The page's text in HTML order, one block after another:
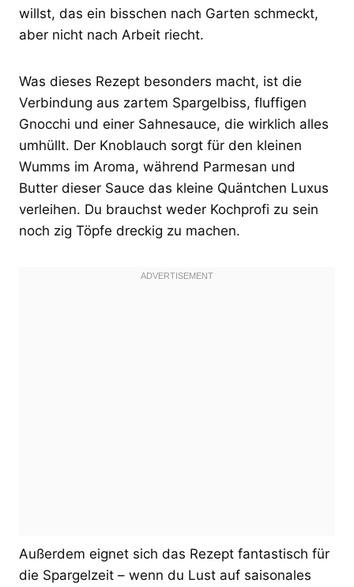
willst, das ein bisschen nach Garten schmeckt,
aber nicht nach Arbeit riecht.
Was dieses Rezept besonders macht, ist die
Verbindung aus zartem Spargelbiss, fluffigen
Gnocchi und einer Sahnesauce, die wirklich alles
umhüllt. Der Knoblauch sorgt für den kleinen
Wumms im Aroma, während Parmesan und
Butter dieser Sauce das kleine Quäntchen Luxus
verleihen. Du brauchst weder Kochprofi zu sein
noch zig Töpfe dreckig zu machen.
Außerdem eignet sich das Rezept fantastisch für
die Spargelzeit – wenn du Lust auf saisonales